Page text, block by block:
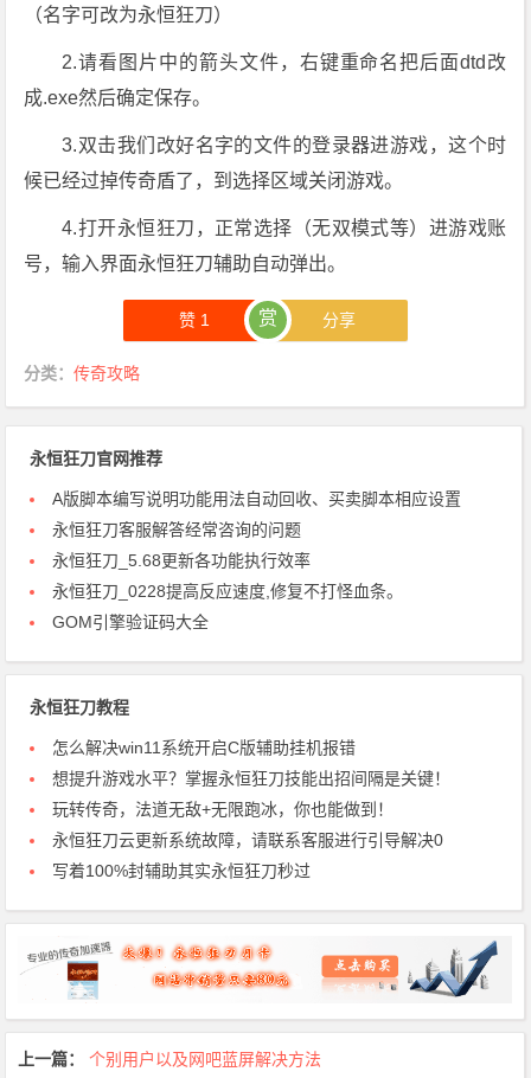
（名字可改为永恒狂刀）
2.请看图片中的箭头文件，右键重命名把后面dtd改
成.exe然后确定保存。
3.双击我们改好名字的文件的登录器进游戏，这个时
候已经过掉传奇盾了，到选择区域关闭游戏。
4.打开永恒狂刀，正常选择（无双模式等）进游戏账
号，输入界面永恒狂刀辅助自动弹出。
赞1 赏 分享
分类：传奇攻略
永恒狂刀官网推荐
A版脚本编写说明功能用法自动回收、买卖脚本相应设置
永恒狂刀客服解答经常咨询的问题
永恒狂刀_5.68更新各功能执行效率
永恒狂刀_0228提高反应速度,修复不打怪血条。
GOM引擎验证码大全
永恒狂刀教程
怎么解决win11系统开启C版辅助挂机报错
想提升游戏水平？掌握永恒狂刀技能出招间隔是关键！
玩转传奇，法道无敌+无限跑冰，你也能做到！
永恒狂刀云更新系统故障，请联系客服进行引导解决0
写着100%封辅助其实永恒狂刀秒过
上一篇：
个别用户以及网吧蓝屏解决方法